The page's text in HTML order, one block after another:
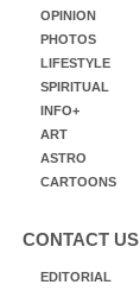
OPINION
PHOTOS
LIFESTYLE
SPIRITUAL
INFO+
ART
ASTRO
CARTOONS
CONTACT US
EDITORIAL